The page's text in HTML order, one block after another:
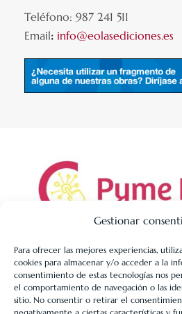
Gestionar
Para ofrecer las mejores experiencias,
cookies para almacenar y/o acceder a la
consentimiento de estas tecnologías nos
el comportamiento de navegación o las
sitio. No consentir o retirar el
Teléfono: 987 241 511
Email: info@eolasediciones.es
LIBRERÍA UNIVERSITARIA LEÓN
de Fondos Europeos, cuyo objetivo
competitividad de las PYMES, y